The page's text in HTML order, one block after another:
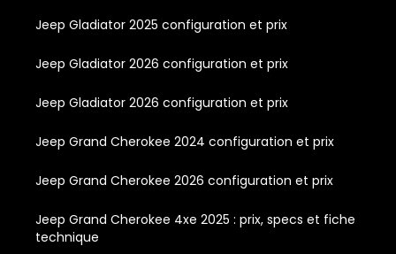
Jeep Gladiator 2025 configuration et prix
Jeep Gladiator 2026 configuration et prix
Jeep Gladiator 2026 configuration et prix
Jeep Grand Cherokee 2024 configuration et prix
Jeep Grand Cherokee 2026 configuration et prix
Jeep Grand Cherokee 4xe 2025 : prix, specs et fiche
technique